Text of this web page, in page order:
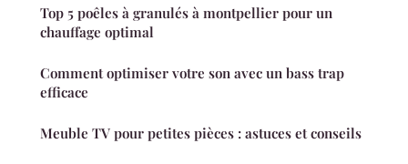
Top 5 poêles à granulés à montpellier pour un
chauffage optimal
Comment optimiser votre son avec un bass trap
efficace
Meuble TV pour petites pièces : astuces et conseils